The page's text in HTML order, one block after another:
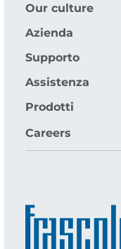
Our culture
Azienda
Supporto
Assistenza
Prodotti
Careers